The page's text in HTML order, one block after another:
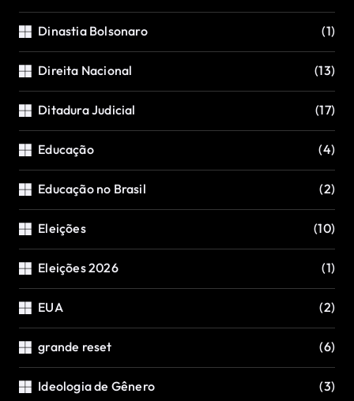
Dinastia Bolsonaro (1)
Direita Nacional (13)
Ditadura Judicial (17)
Educação (4)
Educação no Brasil (2)
Eleições (10)
Eleições 2026 (1)
EUA (2)
grande reset (6)
Ideologia de Gênero (3)